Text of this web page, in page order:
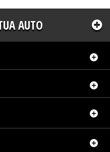
AUTO